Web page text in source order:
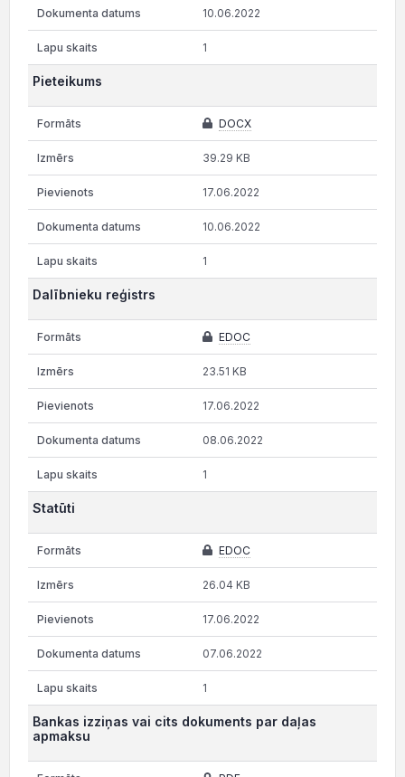
10.06.2022
1
Pieteikums
DOCX
39.29 KB
17.06.2022
10.06.2022
1
Dalībnieku reģistrs
EDOC
23.51 KB
17.06.2022
08.06.2022
1
Statūti
EDOC
26.04 KB
17.06.2022
07.06.2022
1
Bankas izziņas vai cits dokuments par daļas
apmaksu